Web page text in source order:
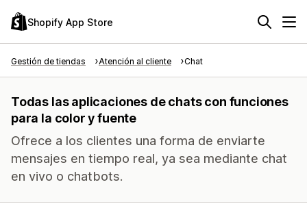
Shopify App Store
Gestión de tiendas Atención al cliente Chat
Todas las aplicaciones de chats con funciones
para la color y fuente
Ofrece a los clientes una forma de enviarte
mensajes en tiempo real, ya sea mediante chat
en vivo o chatbots.